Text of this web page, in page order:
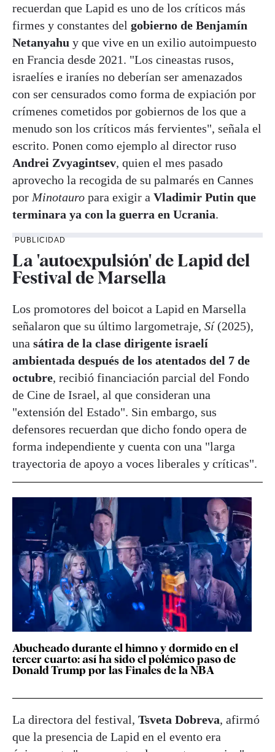
recuerdan que Lapid es uno de los críticos más
firmes y constantes del gobierno de Benjamín
Netanyahu y que vive en un exilio autoimpuesto
en Francia desde 2021. "Los cineastas rusos,
israelíes e iraníes no deberían ser amenazados
con ser censurados como forma de expiación por
crímenes cometidos por gobiernos de los que a
menudo son los críticos más fervientes", señala el
escrito. Ponen como ejemplo al director ruso
Andrei Zvyagintsev, quien el mes pasado
aprovecho la recogida de su palmarés en Cannes
por Minotauro para exigir a Vladimir Putin que
terminara ya con la guerra en Ucrania.
PUBLICIDAD
La 'autoexpulsión' de Lapid del
Festival de Marsella
Los promotores del boicot a Lapid en Marsella
señalaron que su último largometraje, Sí(2025),
una sátira de la clase dirigente israelí
ambientada después de los atentados del 7 de
octubre, recibió financiación parcial del Fondo
de Cine de Israel, al que consideran una
"extensión del Estado". Sin embargo, sus
defensores recuerdan que dicho fondo opera de
forma independiente y cuenta con una "larga
trayectoria de apoyo a voces liberales y críticas".
Abucheado durante el himno y dormido en el
tercer cuarto: así ha sido el polémico paso de
Donald Trump por las Finales de la NBA
La directora del festival, Tsveta Dobreva, afirmó
que la presencia de Lapid en el evento era